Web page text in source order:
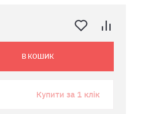
В КОШИК
Купити за 1 клік